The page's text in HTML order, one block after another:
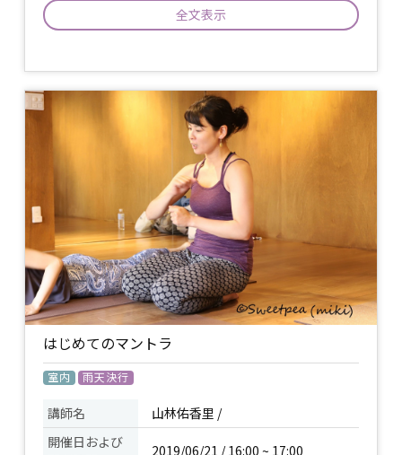
全文表示
イベント
ゆっくりと寝転んで、音を全身で浴びる
だけ。 音によって深いリラックス状態へ
と導かれ、クリスタルボウルが織りなす
源(無)の波動と共振し、 あなたの中に眠
っている本質が呼び覚まされていくのを
体験してください。 それは、この地球の
中で何度も生まれ変わってきたカタチあ
るものではなく、 全ての始まりのたった
一つの根源者であることを思い出す道で
す。 源の波動の音に触れ、その波動を纏
い続けると、見える世界は美しく変化し
ていきます。
持ち物
寒さを感じたとき用の軽めのブランケッ
ト (必要であれば) /
はじめてのマントラ
室内 雨天決行
講師名
山林佑香里 /
開催日および
2019/06/21 / 16:00 ~ 17:00